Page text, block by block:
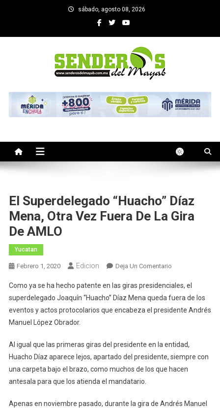
sábado, agosto 08, 2026
SENDEROS DEL MAYAB
El Superdelegado “Huacho” Díaz
Mena, Otra Vez Fuera De La Gira
De AMLO
Yucatan
Febrero 1, 2020 Edicion Deja Un ComentarioEn
Superdelegado
“Huacho”
Díaz
Vez
Fuera
De
De
Como ya se ha hecho patente en las giras presidenciales, el
superdelegado Joaquín “Huacho” Díaz Mena queda fuera de los
eventos y actos protocolarios que encabeza el presidente Andrés
Manuel López Obrador.
Al igual que las primeras giras del presidente en la entidad,
Huacho Díaz aparece lejos, apartado del presidente, siempre con
una carpeta bajo el brazo, como muchos de los que hacen
antesala para que los atienda el mandatario.
Apenas en noviembre pasado, durante la gira de Andrés Manuel